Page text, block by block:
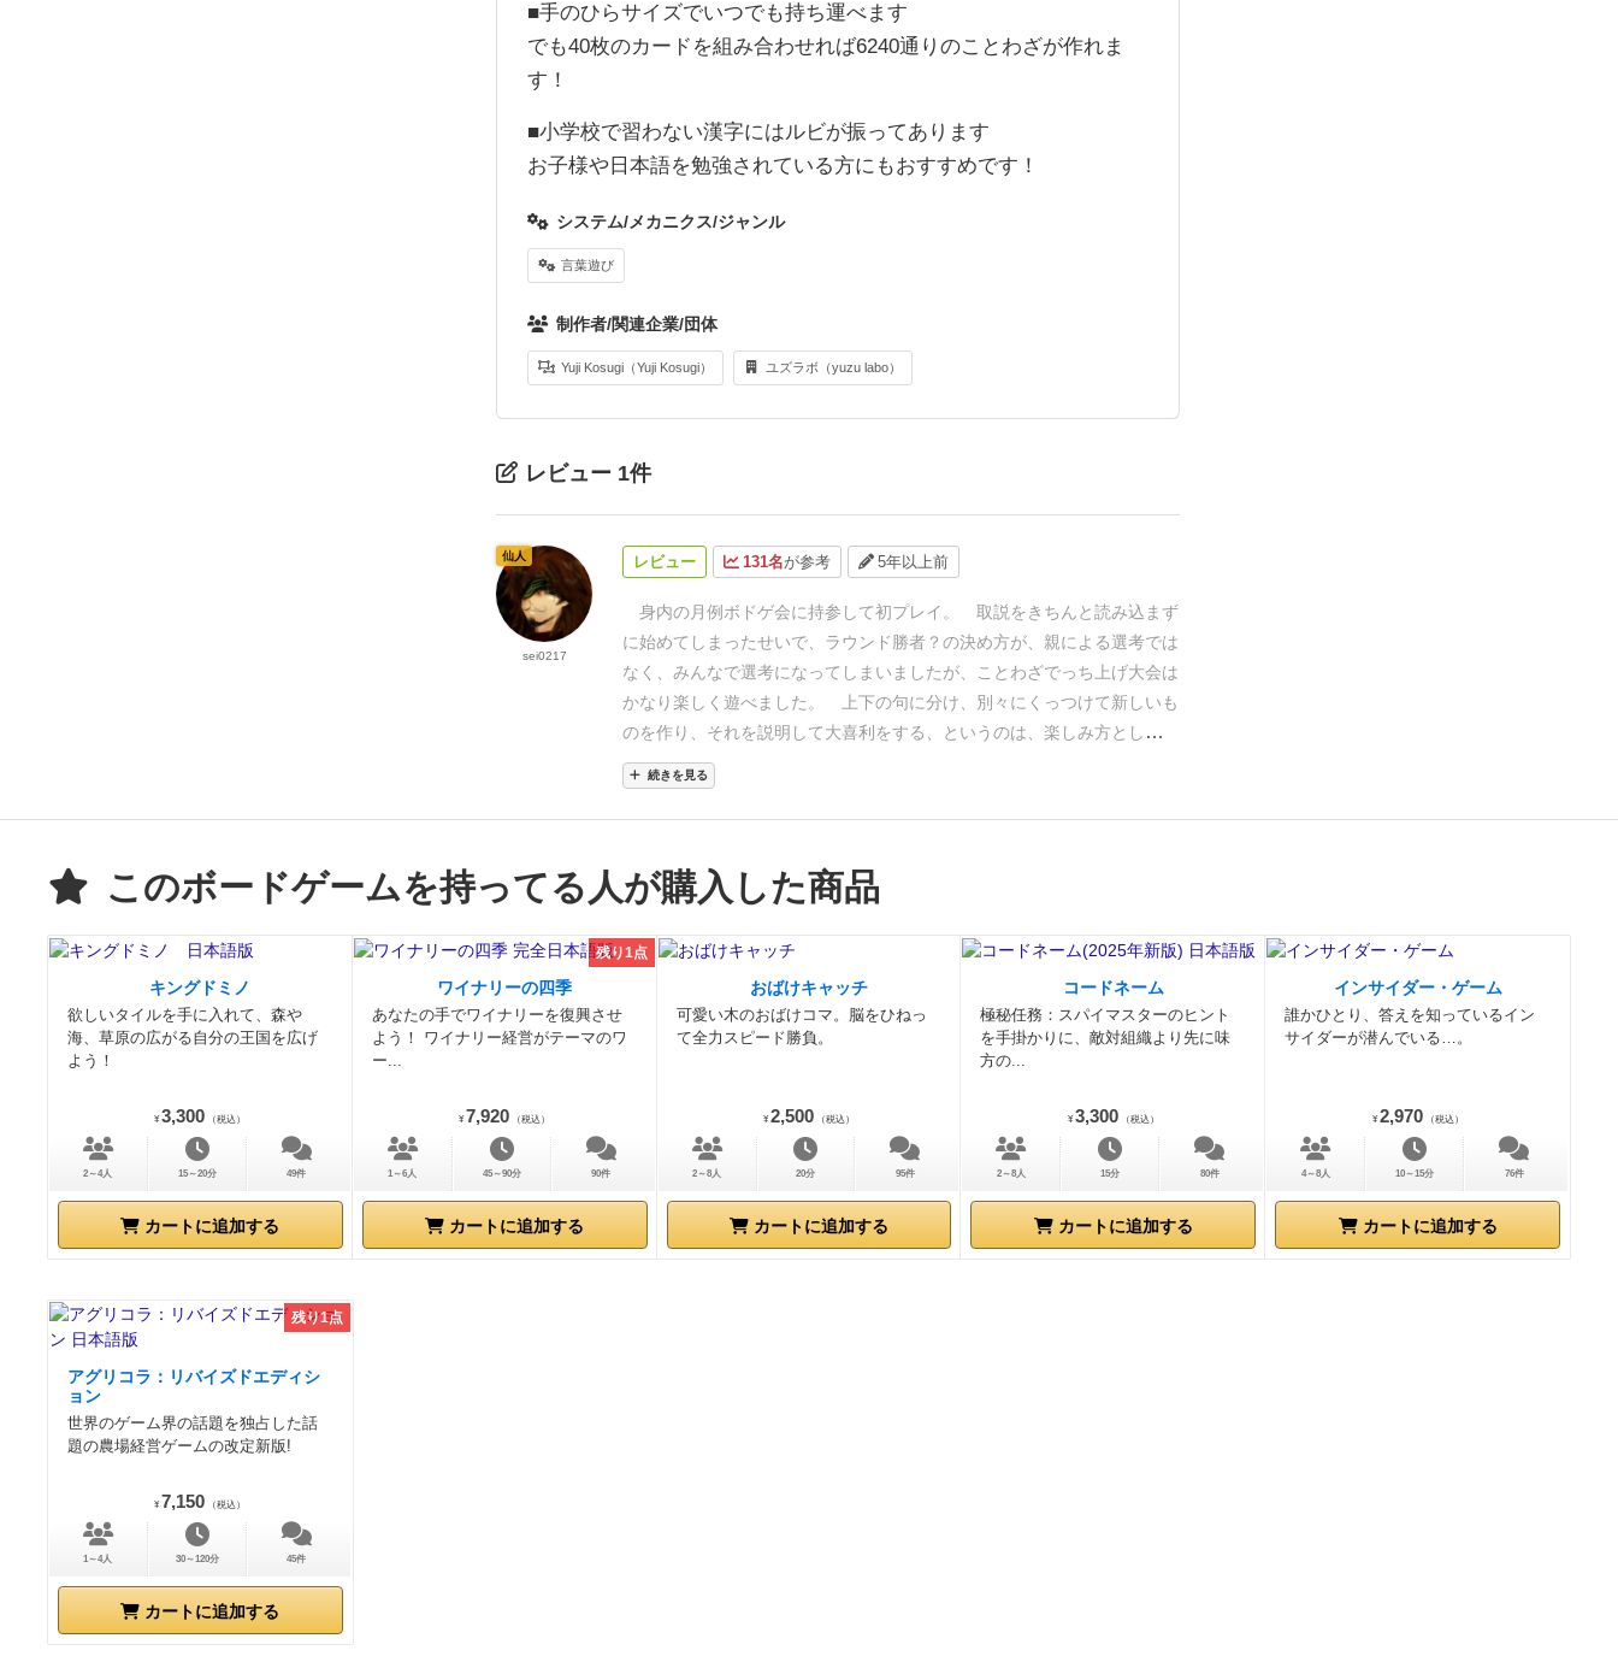
■手のひらサイズでいつでも持ち運べます
でも40枚のカードを組み合わせれば6240通りのことわざが作れま
す！
■小学校で習わない漢字にはルビが振ってあります
お子様や日本語を勉強されている方にもおすすめです！
システム/メカニクス/ジャンル
言葉遊び
制作者/関連企業/団体
Yuji Kosugi（Yuji Kosugi） ユズラボ（yuzu labo）
レビュー 1件
レビュー 131名が参考 5年以上前
身内の月例ボドゲ会に持参して初プレイ。
取説をきちんと読み込まず
に始めてしまったせいで、ラウンド勝者？の決め方が、親による選考では
なく、みんなで選考になってしまいましたが、ことわざでっち上げ大会は
かなり楽しく遊べました。
上下の句に分け、別々にくっつけて新しいも
のを作り、それを説明して大喜利をする、というのは、楽しみ方としては
「横暴編集長」と同じです。
「仏法説話」や「故事成句」のようなお堅い教訓系から、頓智系の笑える
ものまで、そもそもの幅が広いので、出来上がった新ことわざがどちらに
くても、出来上がったことわざそのものの破壊力が高いものもあって、で
ゲ会で出来上がった新ことわざから、個人的に好きだったものを下記し
て、レビューを終わります。
いことなので、できるわけがない）
「老いては 我が振り直せ」（歳を取
ってからこそ、自分の身の振る舞いに気を付けよ）「早起きは 事を仕損
「一難去って ミイラになる」（せっかく一難
で」（使用時の分量をお守りください）
「秋茄子は ぴりりと辛い」（麻
婆ナス！！！）
「秋茄子は 皮を残す」（三分クッキング）
「秋茄子は
大きい」（お、おぅ。そうだな！）
総評：秋茄子はけっこうずるい。
続きを見る
仙人
sei0217
このボードゲームを持ってる人が購入した商品
キングドミノ
欲しいタイルを手に入れて、森や
海、草原の広がる自分の王国を広げ
よう！
¥ 3,300 （税込）
2～4人 15～20分 49件
カートに追加する
残り1点
ワイナリーの四季
あなたの手でワイナリーを復興させ
よう！ ワイナリー経営がテーマのワ
ー...
¥ 7,920 （税込）
1～6人 45～90分 90件
カートに追加する
おばけキャッチ
可愛い木のおばけコマ。脳をひねっ
て全力スピード勝負。
¥ 2,500 （税込）
2～8人 20分 95件
カートに追加する
コードネーム
極秘任務：スパイマスターのヒント
を手掛かりに、敵対組織より先に味
方の...
¥ 3,300 （税込）
2～8人 15分 80件
カートに追加する
インサイダー・ゲーム
誰かひとり、答えを知っているイン
サイダーが潜んでいる…。
¥ 2,970 （税込）
4～8人 10～15分 76件
カートに追加する
残り1点
アグリコラ：リバイズドエディシ
ョン
世界のゲーム界の話題を独占した話
題の農場経営ゲームの改定新版!
¥ 7,150 （税込）
1～4人 30～120分 45件
カートに追加する